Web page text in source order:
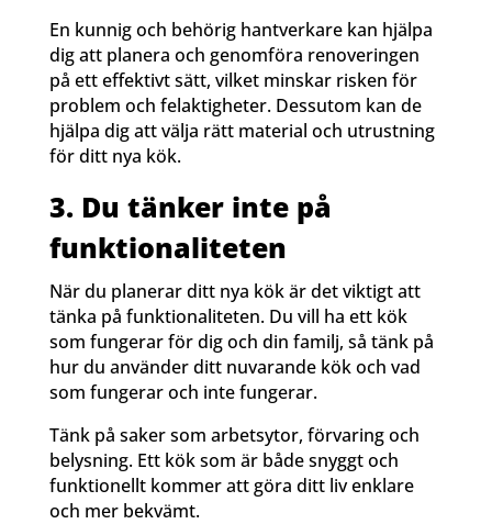
En kunnig och behörig hantverkare kan hjälpa
dig att planera och genomföra renoveringen
på ett effektivt sätt, vilket minskar risken för
problem och felaktigheter. Dessutom kan de
hjälpa dig att välja rätt material och utrustning
för ditt nya kök.
3. Du tänker inte på
funktionaliteten
När du planerar ditt nya kök är det viktigt att
tänka på funktionaliteten. Du vill ha ett kök
som fungerar för dig och din familj, så tänk på
hur du använder ditt nuvarande kök och vad
som fungerar och inte fungerar.
Tänk på saker som arbetsytor, förvaring och
belysning. Ett kök som är både snyggt och
funktionellt kommer att göra ditt liv enklare
och mer bekvämt.